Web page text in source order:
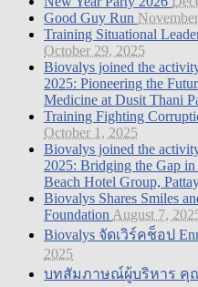
Good Guy Run
Training Situational
October 29, 2025
Biovalys joined the
2025: Pioneering the
Medicine at Dusit Thani
Training Fighting
October 1, 2025
Biovalys joined the
2025: Bridging the Gap
Beach Hotel Group,
Biovalys Shares Smiles
Foundation August 7,
Biovalys จัดเวิร์คช็อป
2025
บทสัมภาษณ์ผู้บริหาร คุ